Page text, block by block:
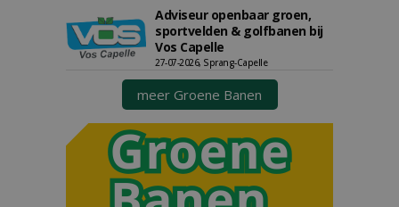
Adviseur openbaar groen,
sportvelden & golfbanen bij
Vos Capelle
27-07-2026, Sprang-Capelle
meer Groene Banen